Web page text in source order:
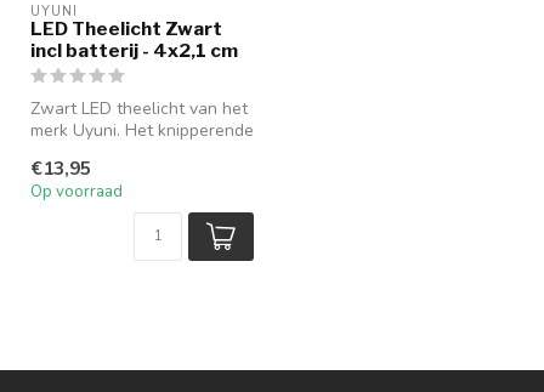
UYUNI
LED Theelicht Zwart
incl batterij - 4x2,1 cm
Zwart LED theelicht van het
merk Uyuni. Het knipperende
€13,95
Op voorraad